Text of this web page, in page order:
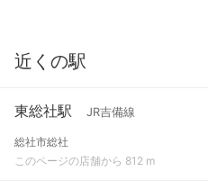
近くの駅
東総社駅 JR吉備線
総社市総社
このページの店舗から 812 m